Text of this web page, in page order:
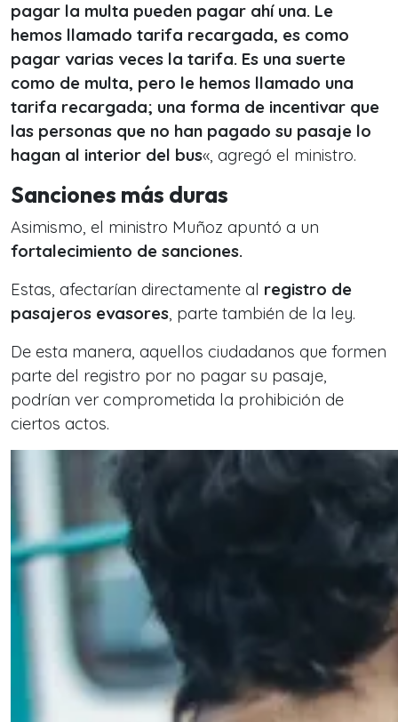
pagar la multa pueden pagar ahí una. Le
hemos llamado tarifa recargada, es como
pagar varias veces la tarifa. Es una suerte
como de multa, pero le hemos llamado una
tarifa recargada; una forma de incentivar que
las personas que no han pagado su pasaje lo
hagan al interior del bus«, agregó el ministro.
Sanciones más duras
Asimismo, el ministro Muñoz apuntó a un
fortalecimiento de sanciones.
Estas, afectarían directamente al registro de
pasajeros evasores , parte también de la ley.
De esta manera, aquellos ciudadanos que formen
parte del registro por no pagar su pasaje,
podrían ver comprometida la prohibición de
ciertos actos.